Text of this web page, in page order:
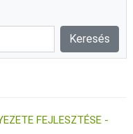
FEJLESZTÉSE -